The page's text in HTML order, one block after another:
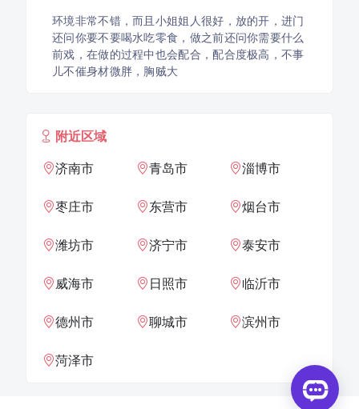
环境非常不错，而且小姐姐人很好，放的开，进门
还问你要不要喝水吃零食，做之前还问你需要什么
前戏，在做的过程中也会配合，配合度极高，不事
儿不催身材微胖，胸贼大
附近区域
济南市
青岛市 淄博市
枣庄市 东营市 烟台市
潍坊市 济宁市 泰安市
威海市 日照市 临沂市
德州市 聊城市 滨州市
菏泽市